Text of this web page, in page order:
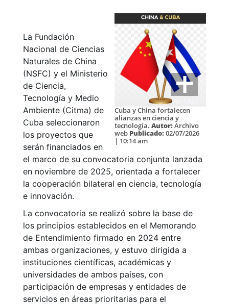
Ver Más
Cuba y China fortalecen
alianzas en ciencia y
tecnología. Autor: Archivo
web Publicado: 02/07/2026
| 10:14 am
La Fundación
Nacional de Ciencias
Naturales de China
(NSFC) y el Ministerio
de Ciencia,
Tecnología y Medio
Ambiente (Citma) de
Cuba seleccionaron
los proyectos que
serán financiados en
el marco de su convocatoria conjunta lanzada
en noviembre de 2025, orientada a fortalecer
la cooperación bilateral en ciencia, tecnología
e innovación.
La convocatoria se realizó sobre la base de
los principios establecidos en el Memorando
de Entendimiento firmado en 2024 entre
ambas organizaciones, y estuvo dirigida a
instituciones científicas, académicas y
universidades de ambos países, con
participación de empresas y entidades de
servicios en áreas prioritarias para el